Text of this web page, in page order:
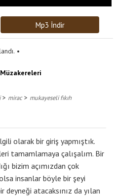
Mp3 İndir
> mirac> mukayeseli fıkıh
olarak bir giriş yapmıştık.
tamamlamaya çalışalım. Bir
bizim açımızdan çok
insanlar böyle bir şeyi
atacaksınız da yılan